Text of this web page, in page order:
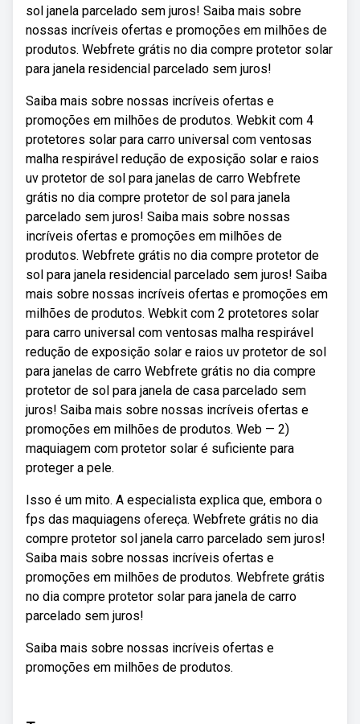
sol janela parcelado sem juros! Saiba mais sobre
nossas incríveis ofertas e promoções em milhões de
produtos. Webfrete grátis no dia compre protetor solar
para janela residencial parcelado sem juros!
Saiba mais sobre nossas incríveis ofertas e
promoções em milhões de produtos. Webkit com 4
protetores solar para carro universal com ventosas
malha respirável redução de exposição solar e raios
uv protetor de sol para janelas de carro Webfrete
grátis no dia compre protetor de sol para janela
parcelado sem juros! Saiba mais sobre nossas
incríveis ofertas e promoções em milhões de
produtos. Webfrete grátis no dia compre protetor de
sol para janela residencial parcelado sem juros! Saiba
mais sobre nossas incríveis ofertas e promoções em
milhões de produtos. Webkit com 2 protetores solar
para carro universal com ventosas malha respirável
redução de exposição solar e raios uv protetor de sol
para janelas de carro Webfrete grátis no dia compre
protetor de sol para janela de casa parcelado sem
juros! Saiba mais sobre nossas incríveis ofertas e
promoções em milhões de produtos. Web — 2)
maquiagem com protetor solar é suficiente para
proteger a pele.
Isso é um mito. A especialista explica que, embora o
fps das maquiagens ofereça. Webfrete grátis no dia
compre protetor sol janela carro parcelado sem juros!
Saiba mais sobre nossas incríveis ofertas e
promoções em milhões de produtos. Webfrete grátis
no dia compre protetor solar para janela de carro
parcelado sem juros!
Saiba mais sobre nossas incríveis ofertas e
promoções em milhões de produtos.